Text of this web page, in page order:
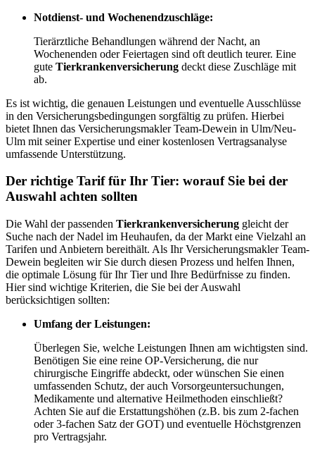
Notdienst- und Wochenendzuschläge:
Tierärztliche Behandlungen während der Nacht, an
Wochenenden oder Feiertagen sind oft deutlich teurer. Eine
gute Tierkrankenversicherung deckt diese Zuschläge mit
ab.
Es ist wichtig, die genauen Leistungen und eventuelle Ausschlüsse
in den Versicherungsbedingungen sorgfältig zu prüfen. Hierbei
bietet Ihnen das Versicherungsmakler Team-Dewein in Ulm/Neu-
Ulm mit seiner Expertise und einer kostenlosen Vertragsanalyse
umfassende Unterstützung.
Der richtige Tarif für Ihr Tier: worauf Sie bei der
Auswahl achten sollten
Die Wahl der passenden Tierkrankenversicherung gleicht der
Suche nach der Nadel im Heuhaufen, da der Markt eine Vielzahl an
Tarifen und Anbietern bereithält. Als Ihr Versicherungsmakler Team-
Dewein begleiten wir Sie durch diesen Prozess und helfen Ihnen,
die optimale Lösung für Ihr Tier und Ihre Bedürfnisse zu finden.
Hier sind wichtige Kriterien, die Sie bei der Auswahl
berücksichtigen sollten:
Umfang der Leistungen:
Überlegen Sie, welche Leistungen Ihnen am wichtigsten sind.
Benötigen Sie eine reine OP-Versicherung, die nur
chirurgische Eingriffe abdeckt, oder wünschen Sie einen
umfassenden Schutz, der auch Vorsorgeuntersuchungen,
Medikamente und alternative Heilmethoden einschließt?
Achten Sie auf die Erstattungshöhen (z.B. bis zum 2-fachen
oder 3-fachen Satz der GOT) und eventuelle Höchstgrenzen
pro Vertragsjahr.